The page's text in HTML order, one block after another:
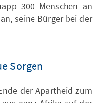
300 Menschen an
seine Bürger bei der
Sorgen
der Apartheid zum